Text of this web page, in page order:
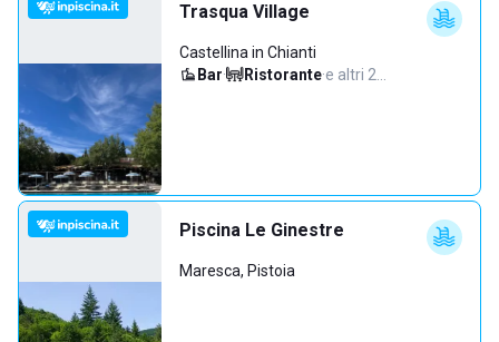
Trasqua Village
Castellina in Chianti
Bar· Ristorante·e altri 2…
Piscina Le Ginestre
Maresca, Pistoia